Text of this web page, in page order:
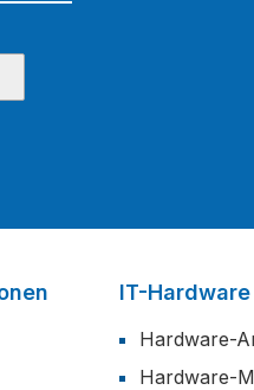
IT-
Hardware-
Hardware-